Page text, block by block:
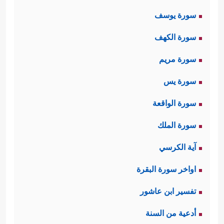
عَرَبِیࣲّ مُّبِینࣲ﴾
سورة يوسف
سورة الكهف
سورة مريم
سورة يس
سورة الواقعة
سورة الملك
آية الكرسي
اواخر سورة البقرة
تفسير ابن عاشور
أدعية من السنة